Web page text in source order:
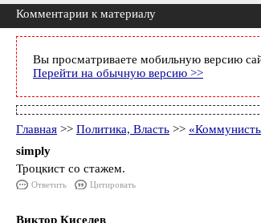
Комментарии к материалу
Вы просматриваете мобильную версию
Перейти на обычную версию >>
Главная >> Политика, Власть >>
simply
Троцкист со стажем.
Ответить Цитировать
Виктор Киселев